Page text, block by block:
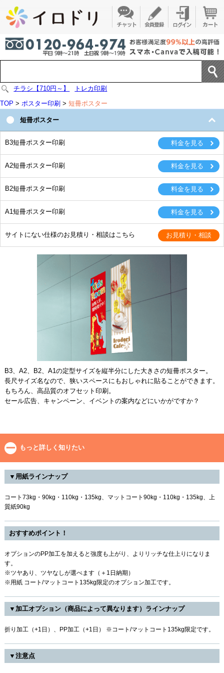
チラシ【710円～】
トレカ印刷
TOP > ポスター印刷 > 短冊ポスター
短冊ポスター
B3短冊ポスター印刷
A2短冊ポスター印刷
B2短冊ポスター印刷
A1短冊ポスター印刷
サイトにない仕様のお見積り・相談はこちら
B3、A2、B2、A1の定型サイズを縦半分にした大きさの短冊ポスター。
長尺サイズ名なので、狭いスペースにもおしゃれに貼ることができます。
もちろん、高品質のオフセット印刷。
セール広告、キャンペーン、イベントの案内などにいかがですか？
もっと詳しく知りたい
▼用紙ラインナップ
コート73kg・90kg・110kg・135kg、マットコート90kg・110kg・135kg、上
質紙90kg
おすすめポイント！
オプションのPP加工を加えると強度も上がり、よりリッチな仕上りになりま
す。
※ツヤあり、ツヤなしが選べます（＋1日納期）
※用紙 コート/マットコート135kg限定のオプション加工です。
▼加工オプション（商品によって異なります）ラインナップ
折り加工（+1日）、PP加工（+1日） ※コート/マットコート135kg限定です。
▼注意点